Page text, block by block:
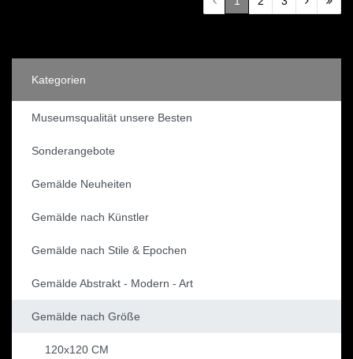
Kategorien
Museumsqualität unsere Besten
Sonderangebote
Gemälde Neuheiten
Gemälde nach Künstler
Gemälde nach Stile & Epochen
Gemälde Abstrakt - Modern - Art
Gemälde nach Größe
120x120 CM